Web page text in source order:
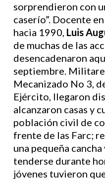
sorprendieron con
caserío”. Docente
hacia 1990, Luis
de muchas de las
desencadenaron
septiembre.
Mecanizado No 3,
Ejército, llegaron
alcanzaron casas y
población civil de
frente de las Farc;
una pequeña
tenderse durante
jóvenes tuvieron